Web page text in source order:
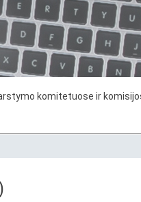
komitetuose ir